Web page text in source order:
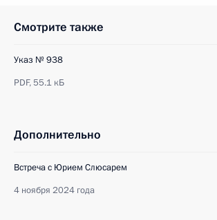
Смотрите также
Указ № 938
PDF,55.1 кБ
Дополнительно
Встреча с Юрием Слюсарем
4 ноября 2024 года